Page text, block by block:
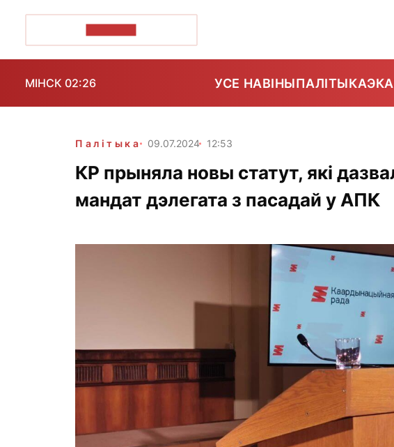
МІНСК 02:26 УСЕ НАВІНЫПАЛІТЫКА
Палітыка 09.07.2024 12:53
КР прыняла новы статут, які
мандат дэлегата з пасадай у АПК